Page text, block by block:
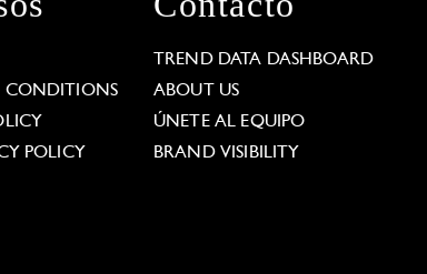
CONDITIONS
POLICY
TREND DATA DASHBOARD
ABOUT US
ÚNETE AL EQUIPO
BRAND VISIBILITY